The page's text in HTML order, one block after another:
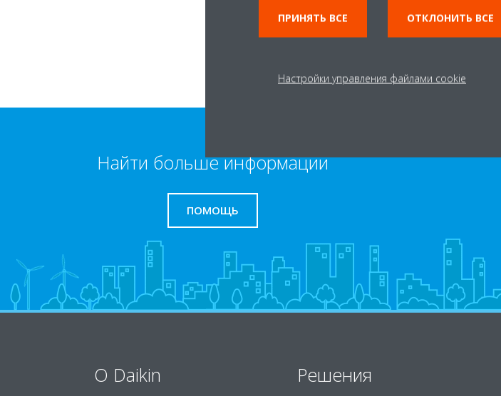
Найти больше информации
ПОМОЩЬ
O Daikin Решения
ПРИНЯТЬ ВСЕ ОТКЛОНИТЬ ВСЕ
Настройки управления файлами cookie